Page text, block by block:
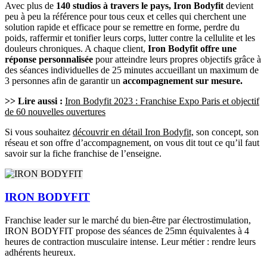
Avec plus de 140 studios à travers le pays, Iron Bodyfit devient
peu à peu la référence pour tous ceux et celles qui cherchent une
solution rapide et efficace pour se remettre en forme, perdre du
poids, raffermir et tonifier leurs corps, lutter contre la cellulite et les
douleurs chroniques. A chaque client, Iron Bodyfit offre une
réponse personnalisée pour atteindre leurs propres objectifs grâce à
des séances individuelles de 25 minutes accueillant un maximum de
3 personnes afin de garantir un accompagnement sur mesure.
>> Lire aussi : Iron Bodyfit 2023 : Franchise Expo Paris et objectif
de 60 nouvelles ouvertures
Si vous souhaitez découvrir en détail Iron Bodyfit, son concept, son
réseau et son offre d’accompagnement, on vous dit tout ce qu’il faut
savoir sur la fiche franchise de l’enseigne.
IRON BODYFIT
Franchise leader sur le marché du bien-être par électrostimulation,
IRON BODYFIT propose des séances de 25mn équivalentes à 4
heures de contraction musculaire intense. Leur métier : rendre leurs
adhérents heureux.